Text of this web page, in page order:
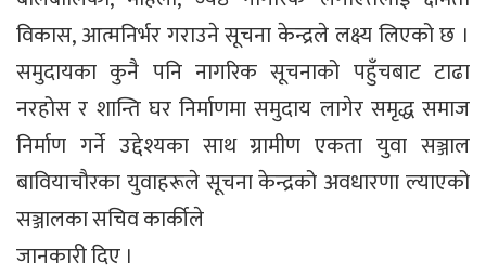
विकास, आत्मनिर्भर गराउने सूचना केन्द्रले लक्ष्य लिएको छ ।
समुदायका कुनै पनि नागरिक सूचनाको पहुँचबाट टाढा
नरहोस र शान्ति घर निर्माणमा समुदाय लागेर समृद्ध समाज
निर्माण गर्ने उद्देश्यका साथ ग्रामीण एकता युवा सञ्जाल
बावियाचौरका युवाहरूले सूचना केन्द्रको अवधारणा ल्याएको
सञ्जालका सचिव कार्कीले
जानकारी दिए ।